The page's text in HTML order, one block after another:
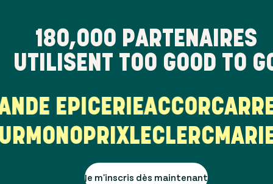
180,000 PARTENAIRES
UTILISENT TOO GOOD TO
EPICERIEACCOR
MONOPRIXLECLERC MARIE
Je m'inscris dès maintenant